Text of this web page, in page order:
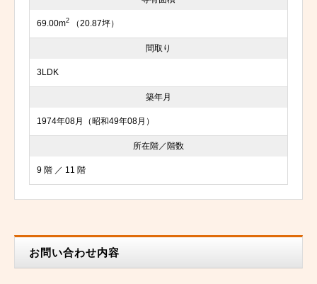
69.00m2 （20.87坪）
間取り
3LDK
築年月
1974年08月（昭和49年08月）
所在階／階数
9 階 ／ 11 階
お問い合わせ内容